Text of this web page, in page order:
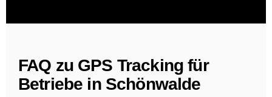
FAQ zu GPS Tracking für
Betriebe in Schönwalde